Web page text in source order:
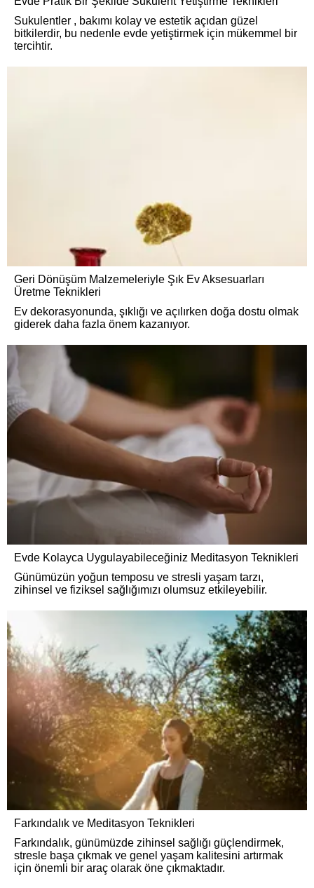
Sukulentler , bakımı kolay ve estetik açıdan güzel
bitkilerdir, bu nedenle evde yetiştirmek için mükemmel bir
tercihtir.
Geri Dönüşüm Malzemeleriyle Şık Ev Aksesuarları
Üretme Teknikleri
Ev dekorasyonunda, şıklığı ve açılırken doğa dostu olmak
giderek daha fazla önem kazanıyor.
Evde Kolayca Uygulayabileceğiniz Meditasyon Teknikleri
Günümüzün yoğun temposu ve stresli yaşam tarzı,
zihinsel ve fiziksel sağlığımızı olumsuz etkileyebilir.
Farkındalık ve Meditasyon Teknikleri
Farkındalık, günümüzde zihinsel sağlığı güçlendirmek,
stresle başa çıkmak ve genel yaşam kalitesini artırmak
için önemli bir araç olarak öne çıkmaktadır.